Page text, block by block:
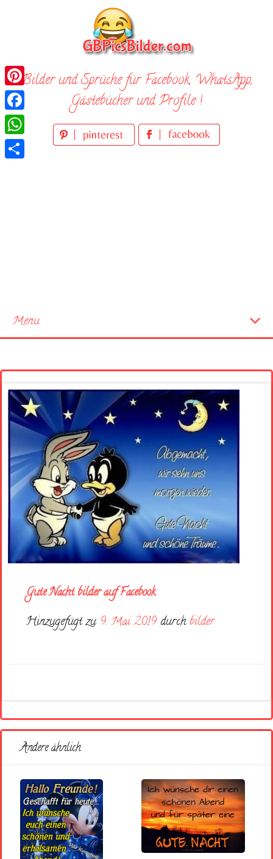
Bilder und Sprüche für Facebook, WhatsApp,
Gästebücher und Profile !
Menu
Gute Nacht bilder auf Facebook
Hinzugefügt zu 9. Mai 2019 durch bilder
Andere ähnlich
Pinterest
Facebook
WhatsApp